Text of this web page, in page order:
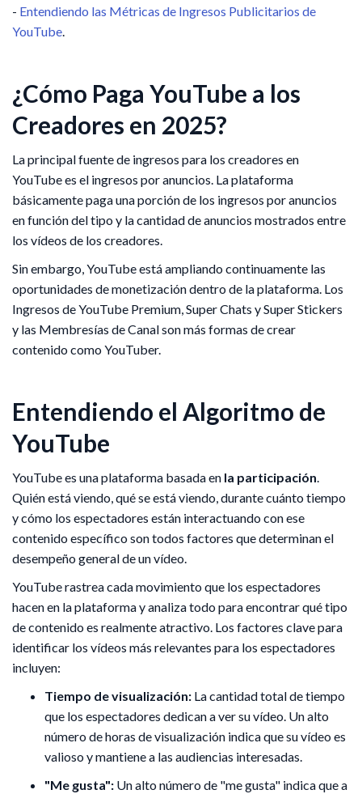
- Entendiendo las Métricas de Ingresos Publicitarios de
YouTube.
¿Cómo Paga YouTube a los
Creadores en 2025?
La principal fuente de ingresos para los creadores en
YouTube es el ingresos por anuncios. La plataforma
básicamente paga una porción de los ingresos por anuncios
en función del tipo y la cantidad de anuncios mostrados entre
los vídeos de los creadores.
Sin embargo, YouTube está ampliando continuamente las
oportunidades de monetización dentro de la plataforma. Los
Ingresos de YouTube Premium, Super Chats y Super Stickers
y las Membresías de Canal son más formas de crear
contenido como YouTuber.
Entendiendo el Algoritmo de
YouTube
YouTube es una plataforma basada en la participación.
Quién está viendo, qué se está viendo, durante cuánto tiempo
y cómo los espectadores están interactuando con ese
contenido específico son todos factores que determinan el
desempeño general de un vídeo.
YouTube rastrea cada movimiento que los espectadores
hacen en la plataforma y analiza todo para encontrar qué tipo
de contenido es realmente atractivo. Los factores clave para
identificar los vídeos más relevantes para los espectadores
incluyen:
Tiempo de visualización: La cantidad total de tiempo
que los espectadores dedican a ver su vídeo. Un alto
número de horas de visualización indica que su vídeo es
valioso y mantiene a las audiencias interesadas.
"Me gusta": Un alto número de "me gusta" indica que a